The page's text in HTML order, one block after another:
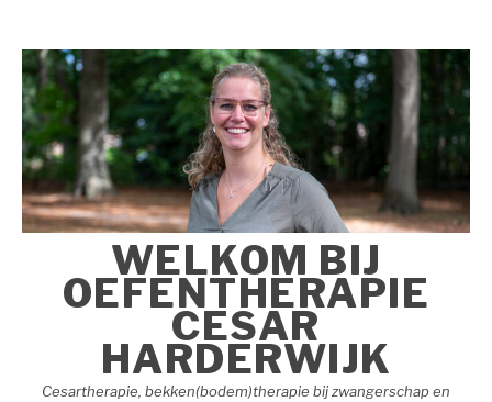
inhoud
springen
WELKOM BIJ
OEFENTHERAPIE
CESAR
HARDERWIJK
Cesartherapie, bekken(bodem)therapie bij zwangerschap en